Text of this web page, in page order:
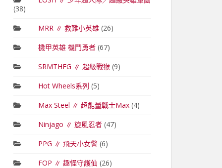
(38)
MRR ∥ 救難小英雄(26)
機甲英雄 機鬥勇者(67)
SRMTHFG ∥ 超級戰猴(9)
Hot Wheels系列 (5)
Max Steel ∥ 超能量戰士Max(4)
Ninjago ∥ 旋風忍者(47)
PPG ∥ 飛天小女警(6)
FOP ∥ 趣怪守護仙 (26)